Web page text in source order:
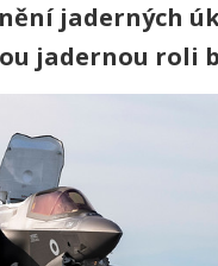
jaderných
jadernou roli